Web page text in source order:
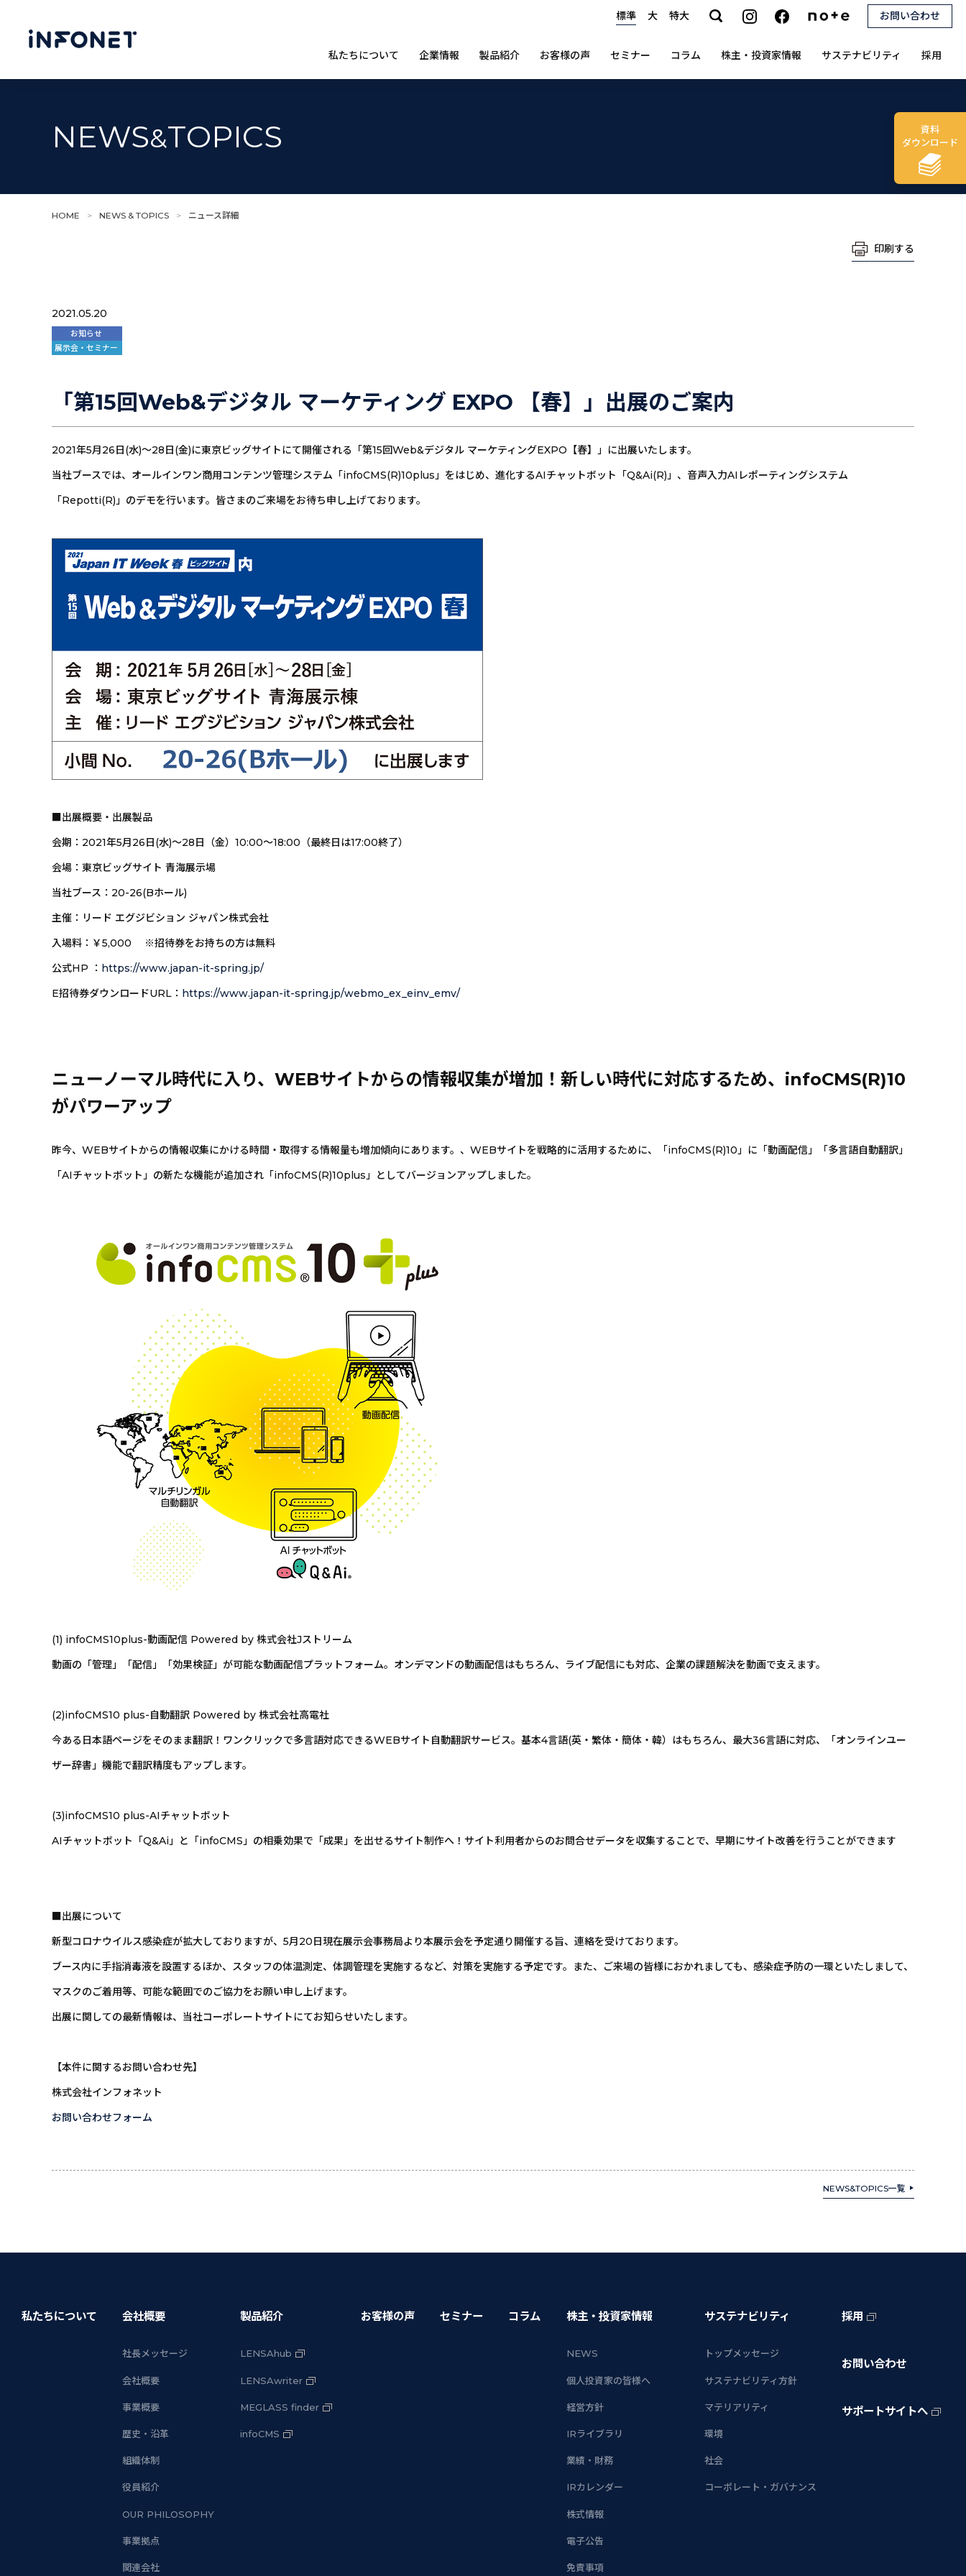
標準 大 特大 search お問い合わせ
私たちについて 企業情報 製品紹介 お客様の声 セミナー コラム 株主・投資家情報 サステナビリティ 採用
資料
ダウンロード
NEWS&TOPICS
HOME > NEWS & TOPICS > ニュース詳細
印刷する
2021.05.20
お知らせ
展示会・セミナー
「第15回Web&デジタル マーケティング EXPO 【春】」出展のご案内
2021年5月26日(水)～28日(金)に東京ビッグサイトにて開催される「第15回Web&デジタル マーケティングEXPO【春】」に出展いたします。
当社ブースでは、オールインワン商用コンテンツ管理システム「infoCMS(R)10plus」をはじめ、進化するAIチャットボット「Q&Ai(R)」、音声入力AIレポーティングシステム
「Repotti(R)」のデモを行います。皆さまのご来場をお待ち申し上げております。
■出展概要・出展製品
会期：2021年5月26日(水)～28日（金）10:00～18:00（最終日は17:00終了）
会場：東京ビッグサイト 青海展示場
当社ブース：20-26(Bホール)
主催：リード エグジビション ジャパン株式会社
入場料：￥5,000 ※招待券をお持ちの方は無料
公式HP ： https://www.japan-it-spring.jp/
E招待券ダウンロードURL： https://www.japan-it-spring.jp/webmo_ex_einv_emv/
ニューノーマル時代に入り、WEBサイトからの情報収集が増加！新しい時代に対応するため、infoCMS(R)10
がパワーアップ
昨今、WEBサイトからの情報収集にかける時間・取得する情報量も増加傾向にあります。、WEBサイトを戦略的に活用するために、「infoCMS(R)10」に「動画配信」「多言語自動翻訳」
「AIチャットボット」の新たな機能が追加され「infoCMS(R)10plus」としてバージョンアップしました。
(1) infoCMS10plus-動画配信 Powered by 株式会社Jストリーム
動画の「管理」「配信」「効果検証」が可能な動画配信プラットフォーム。オンデマンドの動画配信はもちろん、ライブ配信にも対応、企業の課題解決を動画で支えます。
(2)infoCMS10 plus-自動翻訳 Powered by 株式会社高電社
今ある日本語ページをそのまま翻訳！ワンクリックで多言語対応できるWEBサイト自動翻訳サービス。基本4言語(英・繁体・簡体・韓）はもちろん、最大36言語に対応、「オンラインユー
ザー辞書」機能で翻訳精度もアップします。
(3)infoCMS10 plus-AIチャットボット
AIチャットボット「Q&Ai」と「infoCMS」の相乗効果で「成果」を出せるサイト制作へ！サイト利用者からのお問合せデータを収集することで、早期にサイト改善を行うことができます
■出展について
新型コロナウイルス感染症が拡大しておりますが、5月20日現在展示会事務局より本展示会を予定通り開催する旨、連絡を受けております。
ブース内に手指消毒液を設置するほか、スタッフの体温測定、体調管理を実施するなど、対策を実施する予定です。また、ご来場の皆様におかれましても、感染症予防の一環といたしまして、
マスクのご着用等、可能な範囲でのご協力をお願い申し上げます。
出展に関しての最新情報は、当社コーポレートサイトにてお知らせいたします。
【本件に関するお問い合わせ先】
株式会社インフォネット
お問い合わせフォーム
NEWS&TOPICS一覧
私たちについて 会社概要
社長メッセージ
会社概要
事業概要
歴史・沿革
組織体制
役員紹介
OUR PHILOSOPHY
事業拠点
関連会社
製品紹介
LENSAhub
LENSAwriter
MEGLASS finder
infoCMS
お客様の声 セミナー コラム 株主・投資家情報
NEWS
個人投資家の皆様へ
経営方針
IRライブラリ
業績・財務
IRカレンダー
株式情報
電子公告
免責事項
サステナビリティ
トップメッセージ
サステナビリティ方針
マテリアリティ
環境
社会
コーポレート・ガバナンス
採用
お問い合わせ
サポートサイトへ